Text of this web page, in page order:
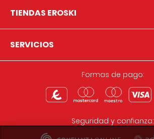
TIENDAS EROSKI
SERVICIOS
Formas de pago:
Seguridad y confianza: